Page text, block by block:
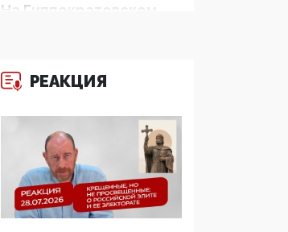
На Гиппократовском
бюджета в 100 раз
больше, чем кровные
многодетные семьи
05:00, 13 Июня 2026
Разбор учебника
Обществознания под
редакцией Медведева:
РЕАКЦИЯ